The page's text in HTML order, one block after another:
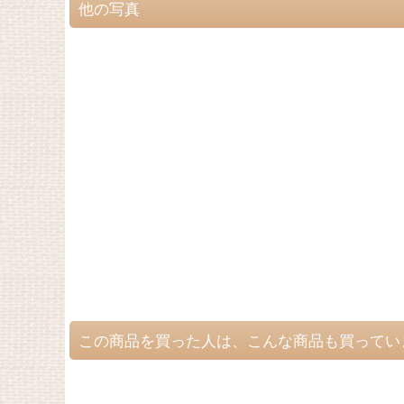
他の写真
この商品を買った人は、こんな商品も買って